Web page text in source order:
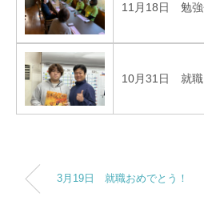
11月18日 勉強
10月31日 就職
3月19日 就職おめでとう！